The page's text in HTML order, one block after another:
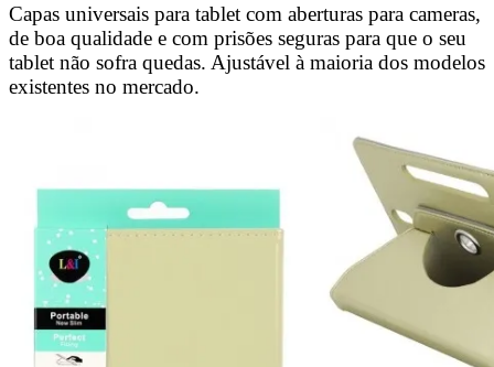
Capas universais para tablet com aberturas para cameras,
de boa qualidade e com prisões seguras para que o seu
tablet não sofra quedas. Ajustável à maioria dos modelos
existentes no mercado.